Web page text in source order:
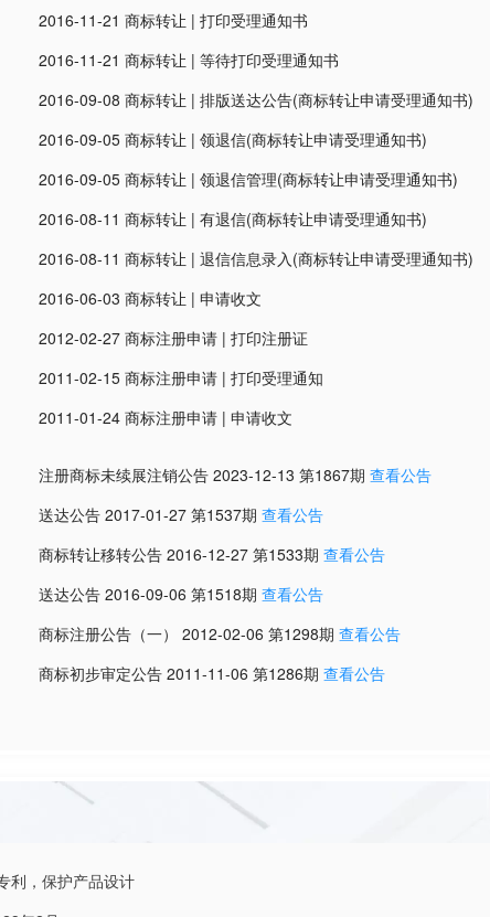
2016-11-21 商标转让 | 打印受理通知书
2016-11-21 商标转让 | 等待打印受理通知书
2016-09-08 商标转让 | 排版送达公告(商标转让申请受理通知书)
2016-09-05 商标转让 | 领退信(商标转让申请受理通知书)
2016-09-05 商标转让 | 领退信管理(商标转让申请受理通知书)
2016-08-11 商标转让 | 有退信(商标转让申请受理通知书)
2016-08-11 商标转让 | 退信信息录入(商标转让申请受理通知书)
2016-06-03 商标转让 | 申请收文
2012-02-27 商标注册申请 | 打印注册证
2011-02-15 商标注册申请 | 打印受理通知
2011-01-24 商标注册申请 | 申请收文
注册商标未续展注销公告 2023-12-13 第1867期 查看公告
送达公告 2017-01-27 第1537期 查看公告
商标转让移转公告 2016-12-27 第1533期 查看公告
送达公告 2016-09-06 第1518期 查看公告
商标注册公告（一）
2012-02-06 第1298期 查看公告
商标初步审定公告 2011-11-06 第1286期 查看公告
利，保护产品设计